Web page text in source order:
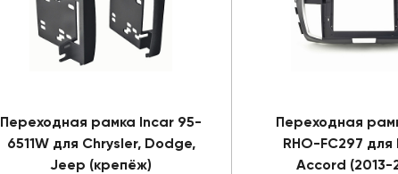
Переходная рамка Incar 95-
6511W для Chrysler, Dodge,
Jeep (крепёж)
Переходная
RHO-FC297 для
Accord (2013-